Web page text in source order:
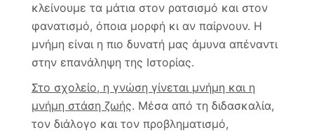
κλείνουμε τα μάτια στον ρατσισμό και στον
φανατισμό, όποια μορφή κι αν παίρνουν. Η
μνήμη είναι η πιο δυνατή μας άμυνα απέναντι
στην επανάληψη της Ιστορίας.
Στο σχολείο, η γνώση γίνεται μνήμη και η
μνήμη στάση ζωής. Μέσα από τη διδασκαλία,
τον διάλογο και τον προβληματισμό,